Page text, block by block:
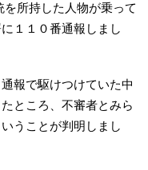
所持した人物が乗って
１１０番通報しまし
報で駆けつけていた中
ところ、不審者とみら
うことが判明しまし